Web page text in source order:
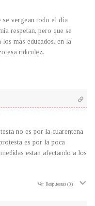
se vergean todo el día
respetan, pero que se
los mas educados, en la
esa ridiculez.
no es por la cuarentena
es por la poca
estan afectando a los
Ver Respuestas (3)